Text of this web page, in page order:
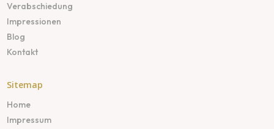
Verabschiedung
Impressionen
Blog
Kontakt
Sitemap
Home
Impressum